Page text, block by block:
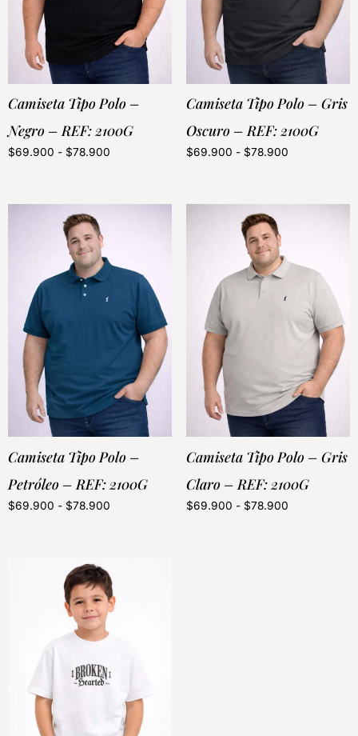
Camiseta Tipo Polo –
Negro – REF: 2100G
$69.900 - $78.900
Camiseta Tipo Polo – Gris
Oscuro – REF: 2100G
$69.900 - $78.900
Camiseta Tipo Polo –
Petróleo – REF: 2100G
$69.900 - $78.900
Camiseta Tipo Polo – Gris
Claro – REF: 2100G
$69.900 - $78.900